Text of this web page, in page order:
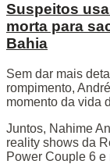
Suspeitos
morta para
Bahia
Sem dar mais
rompimento,
momento da vida
Juntos, Nahime
reality shows da
Power Couple 6